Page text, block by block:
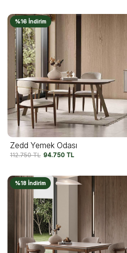
%16 İndirim
Zedd Yemek Odası
112.750TL 94.750 TL
%18 İndirim